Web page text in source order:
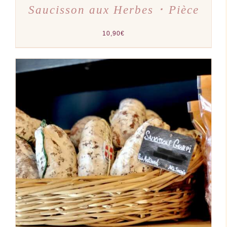
Saucisson aux Herbes ･ Pièce
10,90€
DÉTAILS